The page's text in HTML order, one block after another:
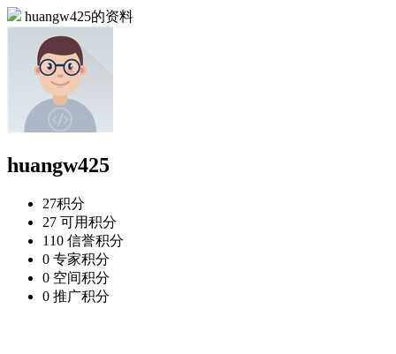
huangw425的资料
huangw425
27积分
27 可用积分
110 信誉积分
0 专家积分
0 空间积分
0 推广积分